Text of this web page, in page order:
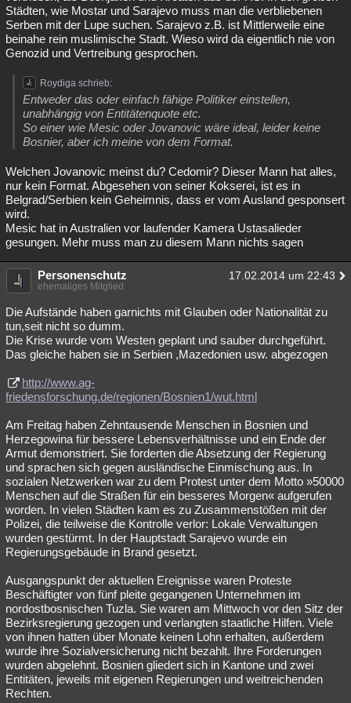
Städten, wie Mostar und Sarajevo muss man die verbliebenen
Serben mit der Lupe suchen. Sarajevo z.B. ist Mittlerweile eine
beinahe rein muslimische Stadt. Wieso wird da eigentlich nie von
Genozid und Vertreibung gesprochen.
Roydiga schrieb:
Entweder das oder einfach fähige Politiker einstellen,
unabhängig von Entitätenquote etc.
So einer wie Mesic oder Jovanovic wäre ideal, leider keine
Bosnier, aber ich meine von dem Format.
Welchen Jovanovic meinst du? Cedomir? Dieser Mann hat alles,
nur kein Format. Abgesehen von seiner Kokserei, ist es in
Belgrad/Serbien kein Geheimnis, dass er vom Ausland gesponsert
wird.
Mesic hat in Australien vor laufender Kamera Ustasalieder
gesungen. Mehr muss man zu diesem Mann nichts sagen
Personenschutz 17.02.2014 um 22:43
ehemaliges Mitglied
Die Aufstände haben garnichts mit Glauben oder Nationalität zu
tun,seit nicht so dumm.
Die Krise wurde vom Westen geplant und sauber durchgeführt.
Das gleiche haben sie in Serbien ,Mazedonien usw. abgezogen
http://www.ag-
friedensforschung.de/regionen/Bosnien1/wut.html
Am Freitag haben Zehntausende Menschen in Bosnien und
Herzegowina für bessere Lebensverhältnisse und ein Ende der
Armut demonstriert. Sie forderten die Absetzung der Regierung
und sprachen sich gegen ausländische Einmischung aus. In
sozialen Netzwerken war zu dem Protest unter dem Motto »50000
Menschen auf die Straßen für ein besseres Morgen« aufgerufen
worden. In vielen Städten kam es zu Zusammenstößen mit der
Polizei, die teilweise die Kontrolle verlor: Lokale Verwaltungen
wurden gestürmt. In der Hauptstadt Sarajevo wurde ein
Regierungsgebäude in Brand gesetzt.
Ausgangspunkt der aktuellen Ereignisse waren Proteste
Beschäftigter von fünf pleite gegangenen Unternehmen im
nordostbosnischen Tuzla. Sie waren am Mittwoch vor den Sitz der
Bezirksregierung gezogen und verlangten staatliche Hilfen. Viele
von ihnen hatten über Monate keinen Lohn erhalten, außerdem
wurde ihre Sozialversicherung nicht bezahlt. Ihre Forderungen
wurden abgelehnt. Bosnien gliedert sich in Kantone und zwei
Entitäten, jeweils mit eigenen Regierungen und weitreichenden
Rechten.